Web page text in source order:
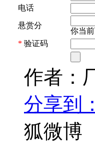
电话
悬赏分
你当
* 验证码
作者：
分享到：
狐微博